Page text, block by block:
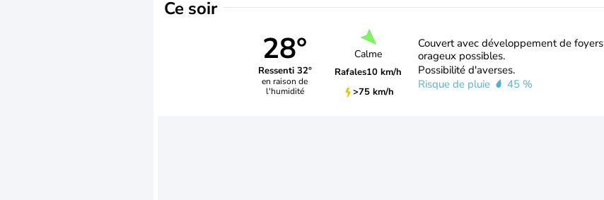
Ce soir
28°
Ressenti 32°
en raison de
l'humidité
Calme
Rafales10 km/h
>75 km/h
Couvert avec développement de foyers
orageux possibles.
Possibilité d'averses.
Risque de pluie
45 %